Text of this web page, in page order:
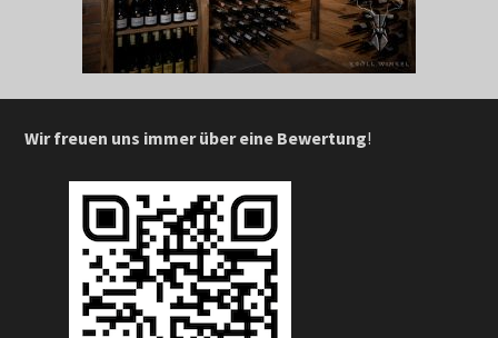
Wir freuen uns immer über eine Bewertung!